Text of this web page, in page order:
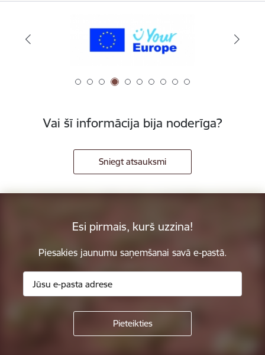
Vai šī informācija bija noderīga?
Sniegt atsauksmi
Esi pirmais, kurš uzzina!
Piesakies jaunumu saņemšanai savā e-pastā.